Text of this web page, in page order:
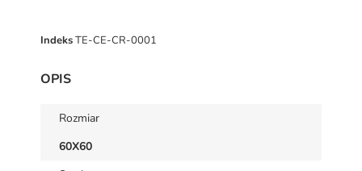
IndeksTE-CE-CR-0001
OPIS
Rozmiar
60X60